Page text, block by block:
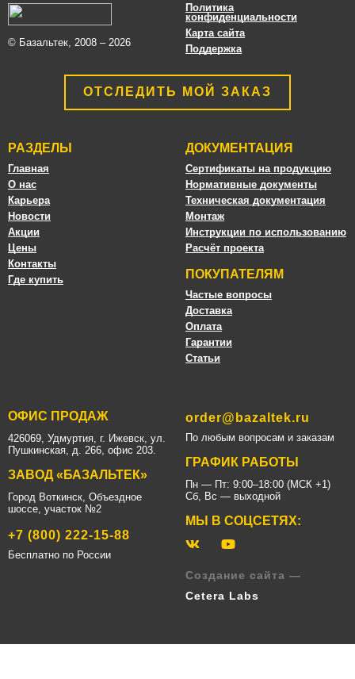
© Базальтек, 2008 – 2026
Политика
конфиденциальности
Карта сайта
Поддержка
ОТСЛЕДИТЬ МОЙ ЗАКАЗ
РАЗДЕЛЫ
Главная
О нас
Карьера
Новости
Акции
Цены
Контакты
Где купить
ДОКУМЕНТАЦИЯ
Сертификаты на продукцию
Нормативные документы
Техническая документация
Монтаж
Инструкции по использованию
Расчёт проекта
ПОКУПАТЕЛЯМ
Частые вопросы
Доставка
Оплата
Гарантии
Статьи
ОФИС ПРОДАЖ
426069, Удмуртия, г. Ижевск, ул.
Пушкинская, д. 266, офис 203.
ЗАВОД «БАЗАЛЬТЕК»
Город Воткинск, Объездное
шоссе, участок №2
+7 (800) 222-15-88
Бесплатно по России
order@bazaltek.ru
По любым вопросам и заказам
ГРАФИК РАБОТЫ
Пн — Пт: 9:00–18:00 (МСК +1)
Сб, Вс — выходной
МЫ В СОЦСЕТЯХ:
Создание сайта —
Cetera Labs